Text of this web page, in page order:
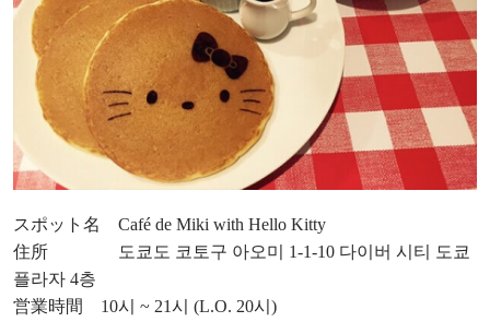
スポット名 Café de Miki with Hello Kitty
住所 도쿄도 코토구 아오미 1-1-10 다이버 시티 도쿄
플라자 4층
営業時間 10시 ~ 21시 (L.O. 20시)